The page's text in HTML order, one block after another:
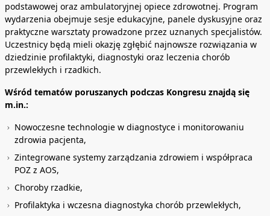
podstawowej oraz ambulatoryjnej opiece zdrowotnej. Program
wydarzenia obejmuje sesje edukacyjne, panele dyskusyjne oraz
praktyczne warsztaty prowadzone przez uznanych specjalistów.
Uczestnicy będą mieli okazję zgłębić najnowsze rozwiązania w
dziedzinie profilaktyki, diagnostyki oraz leczenia chorób
przewlekłych i rzadkich.
Wśród tematów poruszanych podczas Kongresu znajdą się
m.in.:
Nowoczesne technologie w diagnostyce i monitorowaniu
zdrowia pacjenta,
Zintegrowane systemy zarządzania zdrowiem i współpraca
POZ z AOS,
Choroby rzadkie,
Profilaktyka i wczesna diagnostyka chorób przewlekłych,